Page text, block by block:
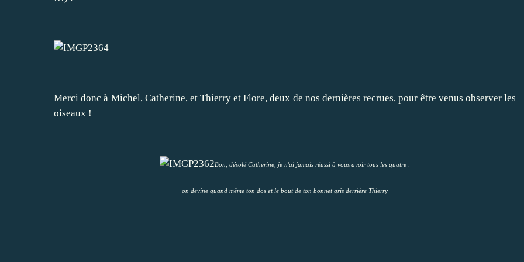
Merci donc à Michel, Catherine, et Thierry et Flore, deux de nos dernières recrues, pour être venus observer les
oiseaux !
Bon, désolé Catherine, je n'ai jamais réussi à vous avoir tous les quatre :
on devine quand même ton dos et le bout de ton bonnet gris derrière Thierry